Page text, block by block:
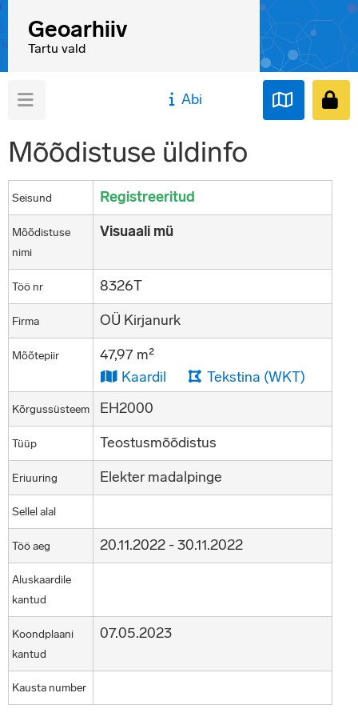
Geoarhiiv
Tartu vald
Abi
Mõõdistuse üldinfo
Seisund Registreeritud
Mõõdistuse
nimi
Visuaali mü
Töö nr 8326T
Firma OÜ Kirjanurk
Mõõtepiir
47,97 m²
Kaardil
Tekstina (WKT)
Kõrgussüsteem EH2000
Tüüp Teostusmõõdistus
Eriuuring Elekter madalpinge
Sellel alal
Töö aeg 20.11.2022 - 30.11.2022
Aluskaardile
kantud
Koondplaani
kantud
07.05.2023
Kausta number